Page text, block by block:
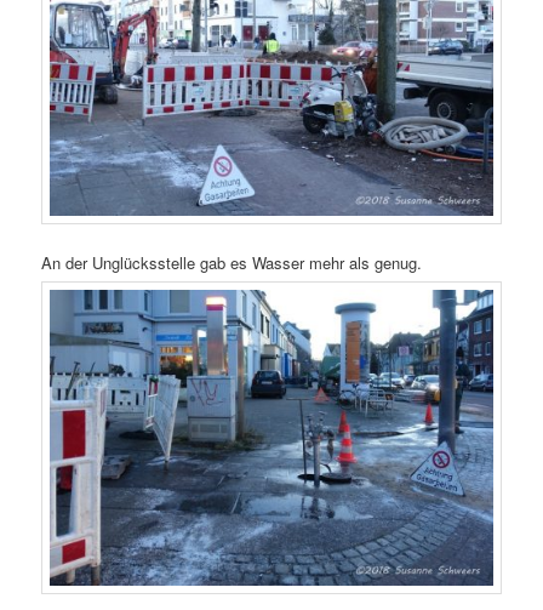
An der Unglücksstelle gab es Wasser mehr als genug.